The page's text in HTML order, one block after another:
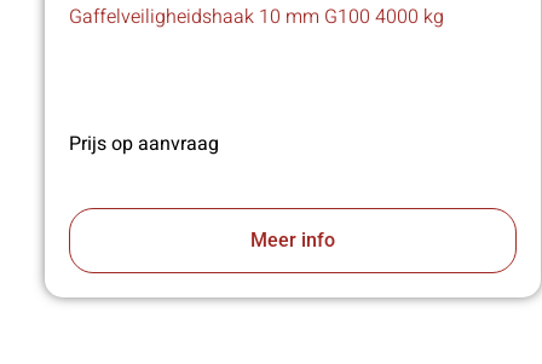
Gaffelveiligheidshaak 10 mm G100 4000 kg
Prijs op aanvraag
Meer info